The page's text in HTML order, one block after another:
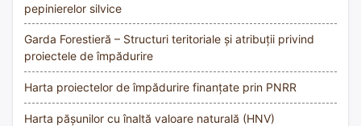
pepinierelor silvice
Garda Forestieră – Structuri teritoriale și atribuții privind
proiectele de împădurire
Harta proiectelor de împădurire finanțate prin PNRR
Harta pășunilor cu înaltă valoare naturală (HNV)